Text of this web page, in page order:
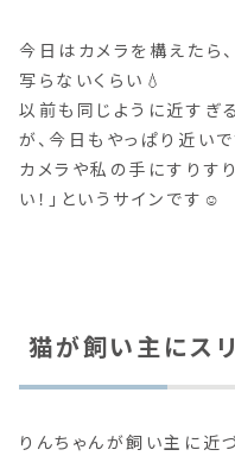
今日はカメラを構えたら
写らないくらい💧
以前も同じように近すぎ
が、今日もやっぱり近いで
カメラや私の手にすりす
い！」というサインです☺️
猫が飼い主にス
りんちゃんが飼い主に近